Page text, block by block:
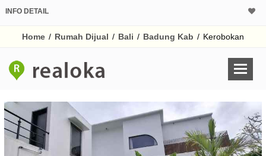
INFO DETAIL
Home / Rumah Dijual / Bali / Badung Kab / Kerobokan
Harga Rp